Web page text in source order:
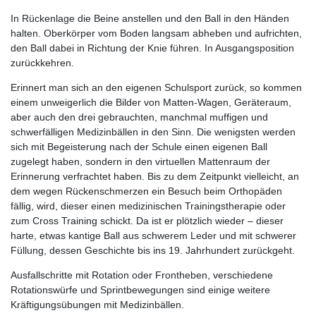
In Rückenlage die Beine anstellen und den Ball in den Händen
halten. Oberkörper vom Boden langsam abheben und aufrichten,
den Ball dabei in Richtung der Knie führen. In Ausgangsposition
zurückkehren.
Erinnert man sich an den eigenen Schulsport zurück, so kommen
einem unweigerlich die Bilder von Matten-Wagen, Geräteraum,
aber auch den drei gebrauchten, manchmal muffigen und
schwerfälligen Medizinbällen in den Sinn. Die wenigsten werden
sich mit Begeisterung nach der Schule einen eigenen Ball
zugelegt haben, sondern in den virtuellen Mattenraum der
Erinnerung verfrachtet haben. Bis zu dem Zeitpunkt vielleicht, an
dem wegen Rückenschmerzen ein Besuch beim Orthopäden
fällig, wird, dieser einen medizinischen Trainingstherapie oder
zum Cross Training schickt. Da ist er plötzlich wieder – dieser
harte, etwas kantige Ball aus schwerem Leder und mit schwerer
Füllung, dessen Geschichte bis ins 19. Jahrhundert zurückgeht.
Ausfallschritte mit Rotation oder Frontheben, verschiedene
Rotationswürfe und Sprintbewegungen sind einige weitere
Kräftigungsübungen mit Medizinbällen.